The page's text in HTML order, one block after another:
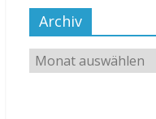
Archiv